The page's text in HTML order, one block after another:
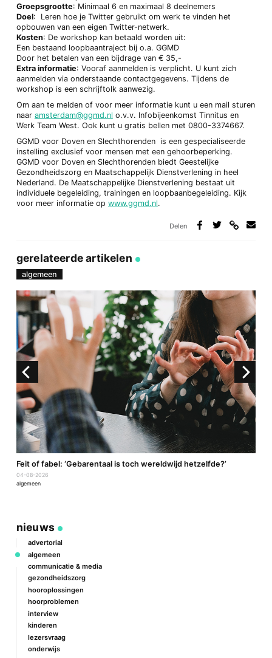
Groepsgrootte: Minimaal 6 en maximaal 8 deelnemers
Doel: Leren hoe je Twitter gebruikt om werk te vinden het
opbouwen van een eigen Twitter-netwerk.
Kosten: De workshop kan betaald worden uit:
Een bestaand loopbaantraject bij o.a. GGMD
Door het betalen van een bijdrage van € 35,-
Extra informatie: Vooraf aanmelden is verplicht. U kunt zich
aanmelden via onderstaande contactgegevens. Tijdens de
workshop is een schrijftolk aanwezig.
Om aan te melden of voor meer informatie kunt u een mail sturen
naar amsterdam@ggmd.nl o.v.v. Infobijeenkomst Tinnitus en
Werk Team West. Ook kunt u gratis bellen met 0800-3374667.
GGMD voor Doven en Slechthorenden is een gespecialiseerde
instelling exclusief voor mensen met een gehoorbeperking.
GGMD voor Doven en Slechthorenden biedt Geestelijke
Gezondheidszorg en Maatschappelijk Dienstverlening in heel
Nederland. De Maatschappelijke Dienstverlening bestaat uit
individuele begeleiding, trainingen en loopbaanbegeleiding. Kijk
voor meer informatie op www.ggmd.nl.
Delen
gerelateerde artikelen
algemeen
Feit of fabel: ‘Gebarentaal is toch wereldwijd hetzelfde?’
04-08-2026
algemeen
nieuws
advertorial
algemeen
communicatie & media
gezondheidszorg
hooroplossingen
hoorproblemen
interview
kinderen
lezersvraag
onderwijs